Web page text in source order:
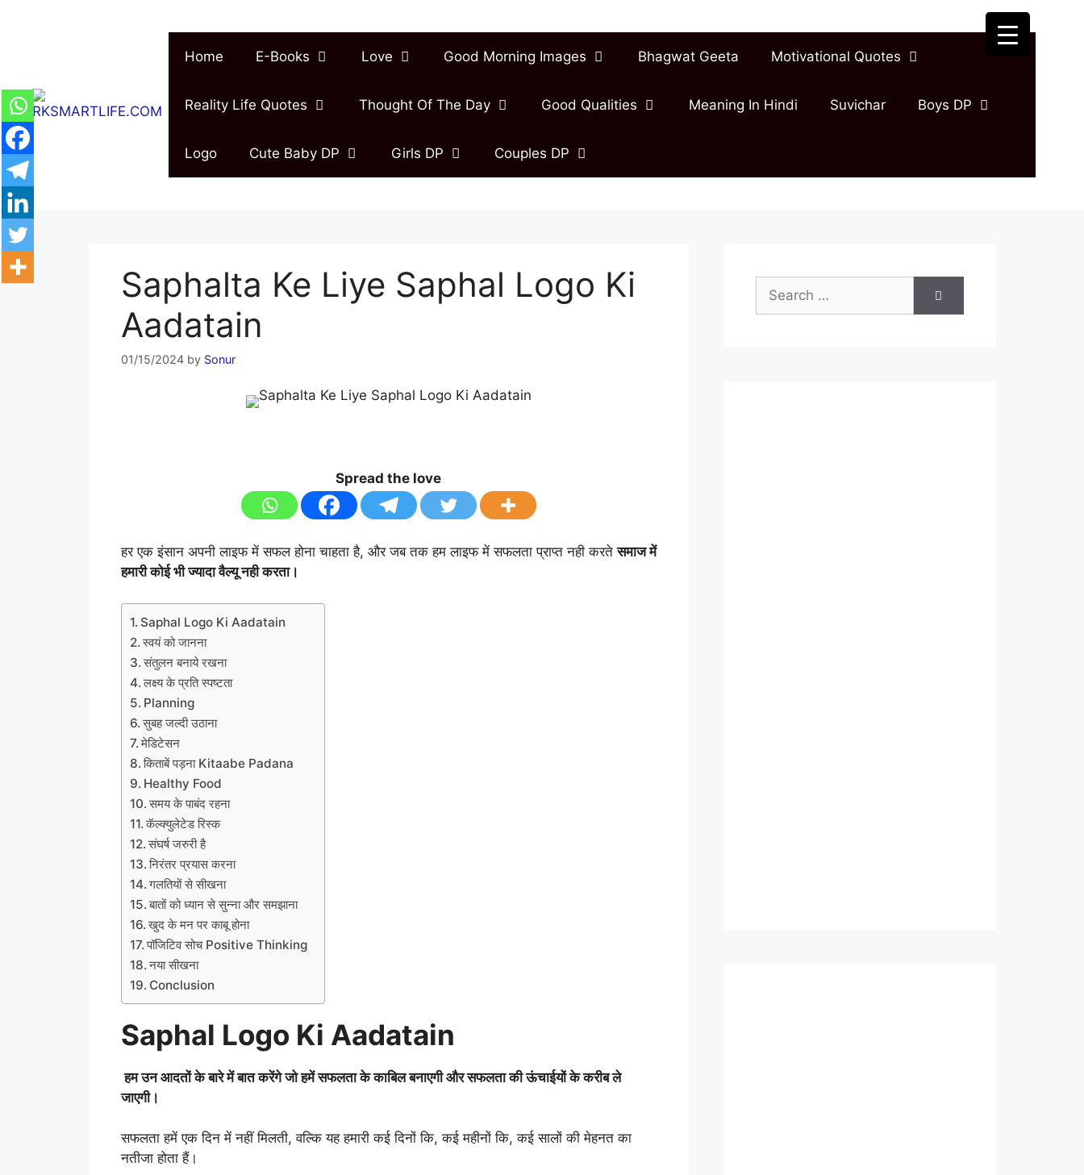
Home E-Books Love Good Morning Images Bhagwat Geeta Motivational Quotes
Reality Life Quotes Thought Of The Day Good Qualities Meaning In Hindi Suvichar Boys DP
Logo Cute Baby DP Girls DP Couples DP
Saphalta Ke Liye Saphal Logo Ki
Aadatain
01/15/2024 by Sonur
Spread the love
हर एक इंसान अपनी लाइफ में सफल होना चाहता है, और जब तक हम लाइफ में सफलता प्राप्त नही करतेसमाज में
हमारी कोई भी ज्यादा वैल्यू नही करता।
Saphal Logo Ki Aadatain
स्वयं को जानना
संतुलन बनाये रखना
लक्ष्य के प्रति स्पष्टता
Planning
सुबह जल्दी उठाना
मेडिटेसन
किताबें पड़ना Kitaabe Padana
Healthy Food
समय के पाबंद रहना
कॅल्क्युलेटेड रिस्क
संघर्ष जरुरी है
निरंतर प्रयास करना
गलतियों से सीखना
बातों को ध्यान से सुन्ना और समझाना
खुद के मन पर काबू होना
पॉजिटिव सोच Positive Thinking
नया सीखना
Conclusion
Saphal Logo Ki Aadatain
हम उन आदतों के बारे में बात करेंगे जो हमें सफलता के काबिल बनाएगी और सफलता की ऊंचाईयों के करीब ले
जाएगी।
सफलता हमें एक दिन में नहीं मिलती, वल्कि यह हमारी कई दिनों कि, कई महीनों कि, कई सालों की मेहनत का
नतीजा होता हैं।
Search
for: